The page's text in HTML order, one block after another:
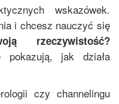
wskazówek.
i chcesz nauczyć się
rzeczywistość?
jak działa
czy channelingu